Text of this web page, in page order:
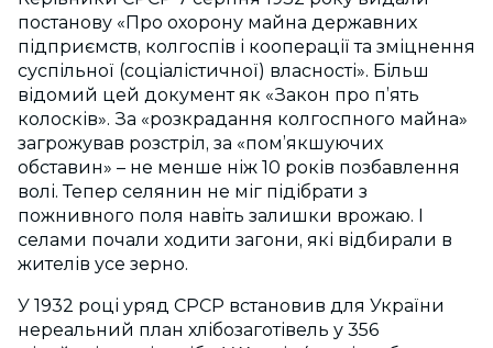
постанову «Про охорону майна державних
підприємств, колгоспів і кооперації та зміцнення
суспільної (соціалістичної) власності». Більш
відомий цей документ як «Закон про п’ять
колосків». За «розкрадання колгоспного майна»
загрожував розстріл, за «пом’якшуючих
обставин» – не менше ніж 10 років позбавлення
волі. Тепер селянин не міг підібрати з
пожнивного поля навіть залишки врожаю. І
селами почали ходити загони, які відбирали в
жителів усе зерно.
У 1932 році уряд СРСР встановив для України
нереальний план хлібозаготівель у 356